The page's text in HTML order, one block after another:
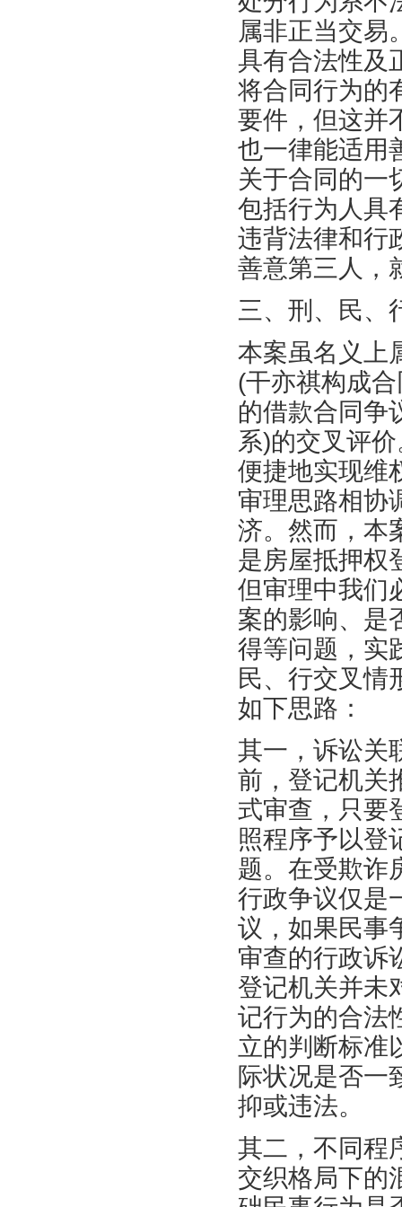
属非正当交易
具有合法性及
将合同行为的
要件，但这并
也一律能适用
关于合同的一
包括行为人具
违背法律和行
善意第三人，
三、刑、民、
本案虽名义上
(干亦祺构成
的借款合同争
系)的交叉评
便捷地实现维
审理思路相协
济。然而，本
是房屋抵押权
但审理中我们
案的影响、是
得等问题，实
民、行交叉情
如下思路：
其一，诉讼关
前，登记机关
式审查，只要
照程序予以登
题。在受欺诈
行政争议仅是
议，如果民事
审查的行政诉
登记机关并未
记行为的合法
立的判断标准
际状况是否一
抑或违法。
其二，不同程
交织格局下的